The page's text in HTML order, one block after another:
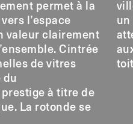
permet à la
l’espace
valeur clairement
Cintrée
de vitres
du
à titre de
La rotonde se
un